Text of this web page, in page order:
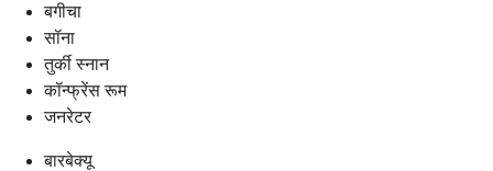
बगीचा
सॉना
तुर्की स्नान
कॉन्फ्रेंस रूम
जनरेटर
बारबेक्यू